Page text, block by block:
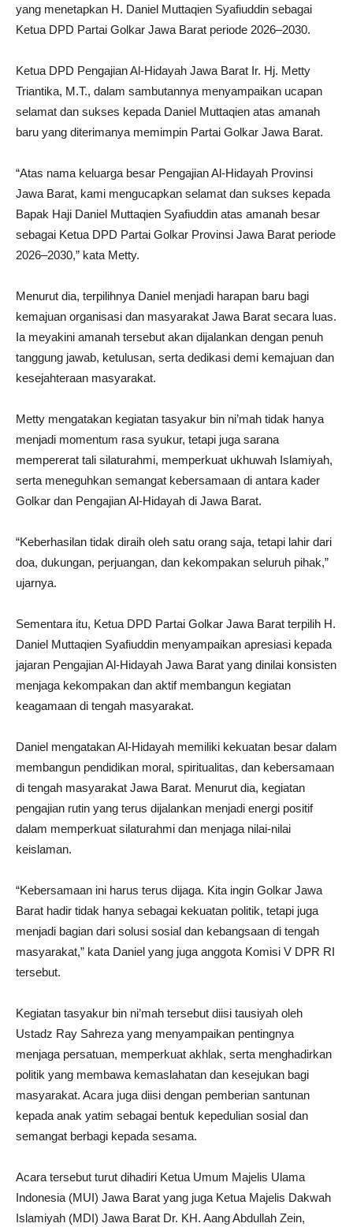
yang menetapkan H. Daniel Muttaqien Syafiuddin sebagai
Ketua DPD Partai Golkar Jawa Barat periode 2026–2030.
Ketua DPD Pengajian Al-Hidayah Jawa Barat Ir. Hj. Metty
Triantika, M.T., dalam sambutannya menyampaikan ucapan
selamat dan sukses kepada Daniel Muttaqien atas amanah
baru yang diterimanya memimpin Partai Golkar Jawa Barat.
“Atas nama keluarga besar Pengajian Al-Hidayah Provinsi
Jawa Barat, kami mengucapkan selamat dan sukses kepada
Bapak Haji Daniel Muttaqien Syafiuddin atas amanah besar
sebagai Ketua DPD Partai Golkar Provinsi Jawa Barat periode
2026–2030,” kata Metty.
Menurut dia, terpilihnya Daniel menjadi harapan baru bagi
kemajuan organisasi dan masyarakat Jawa Barat secara luas.
Ia meyakini amanah tersebut akan dijalankan dengan penuh
tanggung jawab, ketulusan, serta dedikasi demi kemajuan dan
kesejahteraan masyarakat.
Metty mengatakan kegiatan tasyakur bin ni’mah tidak hanya
menjadi momentum rasa syukur, tetapi juga sarana
mempererat tali silaturahmi, memperkuat ukhuwah Islamiyah,
serta meneguhkan semangat kebersamaan di antara kader
Golkar dan Pengajian Al-Hidayah di Jawa Barat.
“Keberhasilan tidak diraih oleh satu orang saja, tetapi lahir dari
doa, dukungan, perjuangan, dan kekompakan seluruh pihak,”
ujarnya.
Sementara itu, Ketua DPD Partai Golkar Jawa Barat terpilih H.
Daniel Muttaqien Syafiuddin menyampaikan apresiasi kepada
jajaran Pengajian Al-Hidayah Jawa Barat yang dinilai konsisten
menjaga kekompakan dan aktif membangun kegiatan
keagamaan di tengah masyarakat.
Daniel mengatakan Al-Hidayah memiliki kekuatan besar dalam
membangun pendidikan moral, spiritualitas, dan kebersamaan
di tengah masyarakat Jawa Barat. Menurut dia, kegiatan
pengajian rutin yang terus dijalankan menjadi energi positif
dalam memperkuat silaturahmi dan menjaga nilai-nilai
keislaman.
“Kebersamaan ini harus terus dijaga. Kita ingin Golkar Jawa
Barat hadir tidak hanya sebagai kekuatan politik, tetapi juga
menjadi bagian dari solusi sosial dan kebangsaan di tengah
masyarakat,” kata Daniel yang juga anggota Komisi V DPR RI
tersebut.
Kegiatan tasyakur bin ni’mah tersebut diisi tausiyah oleh
Ustadz Ray Sahreza yang menyampaikan pentingnya
menjaga persatuan, memperkuat akhlak, serta menghadirkan
politik yang membawa kemaslahatan dan kesejukan bagi
masyarakat. Acara juga diisi dengan pemberian santunan
kepada anak yatim sebagai bentuk kepedulian sosial dan
semangat berbagi kepada sesama.
Acara tersebut turut dihadiri Ketua Umum Majelis Ulama
Indonesia (MUI) Jawa Barat yang juga Ketua Majelis Dakwah
Islamiyah (MDI) Jawa Barat Dr. KH. Aang Abdullah Zein,